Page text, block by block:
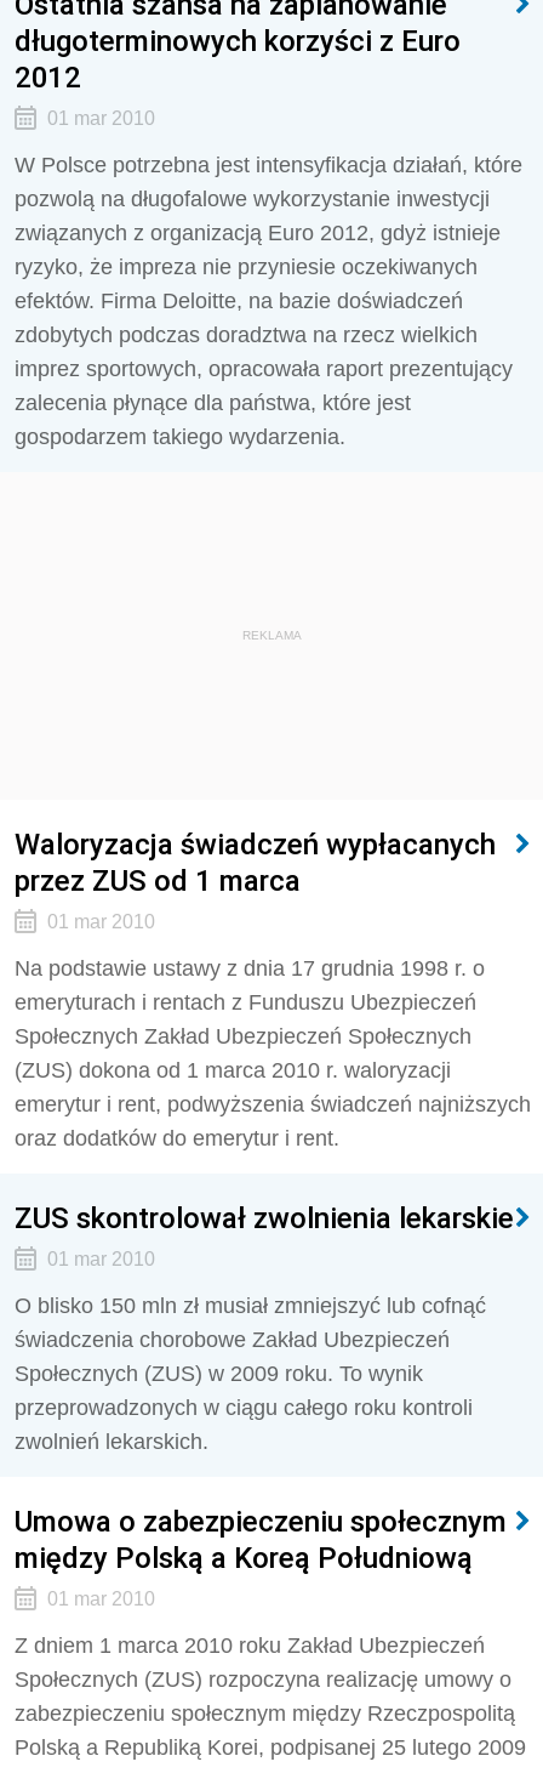
długoterminowych korzyści z Euro
2012
01 mar 2010
W Polsce potrzebna jest intensyfikacja działań, które
pozwolą na długofalowe wykorzystanie inwestycji
związanych z organizacją Euro 2012, gdyż istnieje
ryzyko, że impreza nie przyniesie oczekiwanych
efektów. Firma Deloitte, na bazie doświadczeń
zdobytych podczas doradztwa na rzecz wielkich
imprez sportowych, opracowała raport prezentujący
zalecenia płynące dla państwa, które jest
gospodarzem takiego wydarzenia.
REKLAMA
Waloryzacja świadczeń wypłacanych
przez ZUS od 1 marca
01 mar 2010
Na podstawie ustawy z dnia 17 grudnia 1998 r. o
emeryturach i rentach z Funduszu Ubezpieczeń
Społecznych Zakład Ubezpieczeń Społecznych
(ZUS) dokona od 1 marca 2010 r. waloryzacji
emerytur i rent, podwyższenia świadczeń najniższych
oraz dodatków do emerytur i rent.
ZUS skontrolował zwolnienia lekarskie
01 mar 2010
O blisko 150 mln zł musiał zmniejszyć lub cofnąć
świadczenia chorobowe Zakład Ubezpieczeń
Społecznych (ZUS) w 2009 roku. To wynik
przeprowadzonych w ciągu całego roku kontroli
zwolnień lekarskich.
Umowa o zabezpieczeniu społecznym
między Polską a Koreą Południową
01 mar 2010
Z dniem 1 marca 2010 roku Zakład Ubezpieczeń
Społecznych (ZUS) rozpoczyna realizację umowy o
zabezpieczeniu społecznym między Rzeczpospolitą
Polską a Republiką Korei, podpisanej 25 lutego 2009